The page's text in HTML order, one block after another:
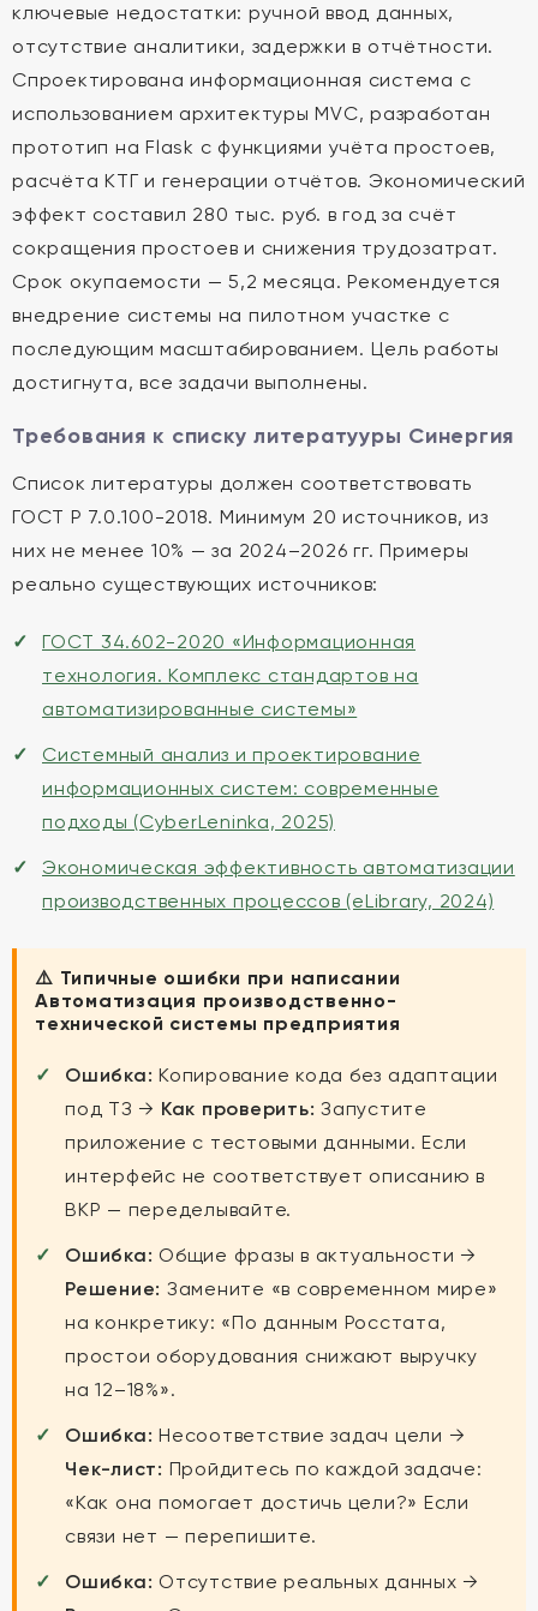
ключевые недостатки: ручной ввод данных,
отсутствие аналитики, задержки в отчётности.
Спроектирована информационная система с
использованием архитектуры MVC, разработан
прототип на Flask с функциями учёта простоев,
расчёта КТГ и генерации отчётов. Экономический
эффект составил 280 тыс. руб. в год за счёт
сокращения простоев и снижения трудозатрат.
Срок окупаемости — 5,2 месяца. Рекомендуется
внедрение системы на пилотном участке с
последующим масштабированием. Цель работы
достигнута, все задачи выполнены.
Требования к списку литератууры Синергия
Список литературы должен соответствовать
ГОСТ Р 7.0.100-2018. Минимум 20 источников, из
них не менее 10% — за 2024–2026 гг. Примеры
реально существующих источников:
ГОСТ 34.602-2020 «Информационная
технология. Комплекс стандартов на
автоматизированные системы»
Системный анализ и проектирование
информационных систем: современные
подходы (CyberLeninka, 2025)
Экономическая эффективность автоматизации
производственных процессов (eLibrary, 2024)
⚠️ Типичные ошибки при написании
Автоматизация производственно-
технической системы предприятия
Ошибка: Копирование кода без адаптации
под ТЗ → Как проверить: Запустите
приложение с тестовыми данными. Если
интерфейс не соответствует описанию в
ВКР — переделывайте.
Ошибка: Общие фразы в актуальности →
Решение: Замените «в современном мире»
на конкретику: «По данным Росстата,
простои оборудования снижают выручку
на 12–18%».
Ошибка: Несоответствие задач цели →
Чек-лист: Пройдитесь по каждой задаче:
«Как она помогает достичь цели?» Если
связи нет — перепишите.
Ошибка: Отсутствие реальных данных →